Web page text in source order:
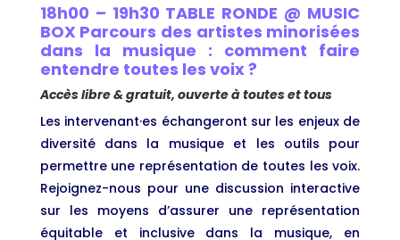
18h00 – 19h30 TABLE RONDE @ MUSIC
BOX Parcours des artistes minorisées
dans la musique : comment faire
entendre toutes les voix ?
Accès libre & gratuit, ouverte à toutes et tous
Les intervenant·es échangeront sur les enjeux de
diversité dans la musique et les outils pour
permettre une représentation de toutes les voix.
Rejoignez-nous pour une discussion interactive
sur les moyens d’assurer une représentation
équitable et inclusive dans la musique, en